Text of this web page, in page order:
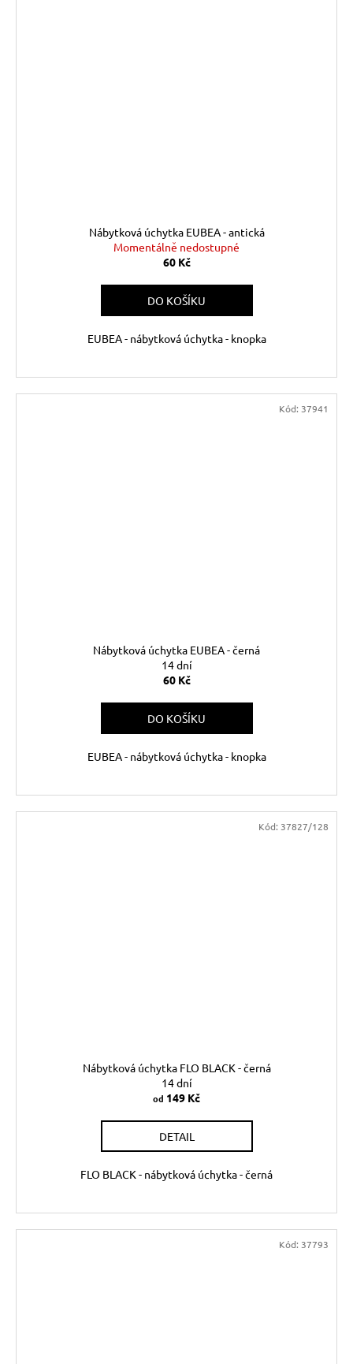
Nábytková úchytka EUBEA - antická
Momentálně nedostupné
60 Kč
DO KOŠÍKU
EUBEA - nábytková úchytka - knopka
Nábytková úchytka EUBEA - černá
14 dní
60 Kč
DO KOŠÍKU
EUBEA - nábytková úchytka - knopka
Kód: 37941
Nábytková úchytka FLO BLACK - černá
14 dní
od 149 Kč
DETAIL
FLO BLACK - nábytková úchytka - černá
Kód: 37827/128
Kód: 37793